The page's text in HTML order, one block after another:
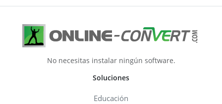
No necesitas instalar ningún software.
Soluciones
Educación